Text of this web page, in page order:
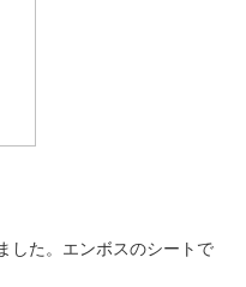
した。エンボスのシートで